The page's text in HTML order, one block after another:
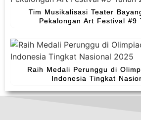
Tim Musikalisasi Teater
Pekalongan Art Festival #9
Raih Medali Perunggu di
Indonesia Tingkat